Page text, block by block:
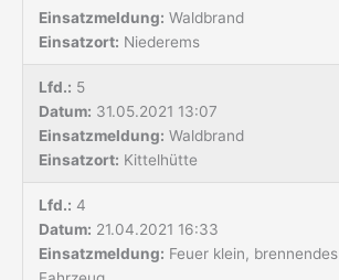
Einsatzmeldung: Waldbrand
Einsatzort: Niederems
Lfd.: 5
Datum: 31.05.2021 13:07
Einsatzmeldung: Waldbrand
Einsatzort: Kittelhütte
Lfd.: 4
Datum: 21.04.2021 16:33
Einsatzmeldung: Feuer klein, brennendes